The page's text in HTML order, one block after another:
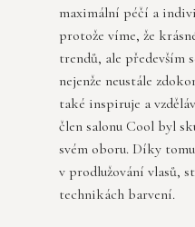
maximální péčí a
protože víme, že
trendů, ale především
nejenže neustále
také inspiruje a
člen salonu Cool byl
svém oboru. Díky
v prodlužování vlasů,
technikách barvení.